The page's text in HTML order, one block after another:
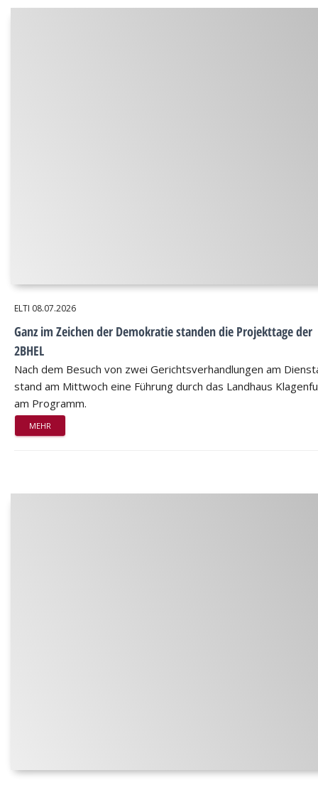
ELTI 08.07.2026
Ganz im Zeichen der Demokratie standen die Projekttage der
2BHEL
Nach dem Besuch von zwei Gerichtsverhandlungen am
stand am Mittwoch eine Führung durch das Landhaus
am Programm.
MEHR